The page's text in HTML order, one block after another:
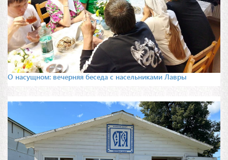
О насущном: вечерняя беседа с насельниками Лавры